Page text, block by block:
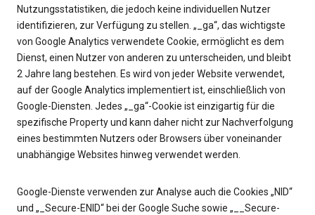
Nutzungsstatistiken, die jedoch keine individuellen Nutzer
identifizieren, zur Verfügung zu stellen. „_ga“, das wichtigste
von Google Analytics verwendete Cookie, ermöglicht es dem
Dienst, einen Nutzer von anderen zu unterscheiden, und bleibt
2 Jahre lang bestehen. Es wird von jeder Website verwendet,
auf der Google Analytics implementiert ist, einschließlich von
Google-Diensten. Jedes „_ga“-Cookie ist einzigartig für die
spezifische Property und kann daher nicht zur Nachverfolgung
eines bestimmten Nutzers oder Browsers über voneinander
unabhängige Websites hinweg verwendet werden.
Google-Dienste verwenden zur Analyse auch die Cookies „NID“
und „_Secure-ENID“ bei der Google Suche sowie „__Secure-